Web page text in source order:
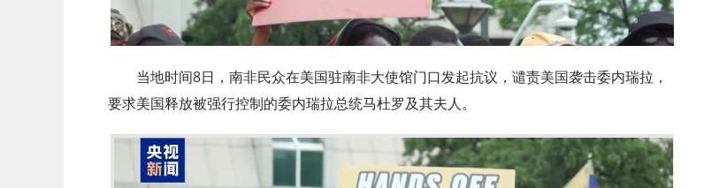
当地时间8日，南非民众在美国驻南非大使馆门口发起抗议，谴责美国袭击委内瑞拉，
要求美国释放被强行控制的委内瑞拉总统马杜罗及其夫人。